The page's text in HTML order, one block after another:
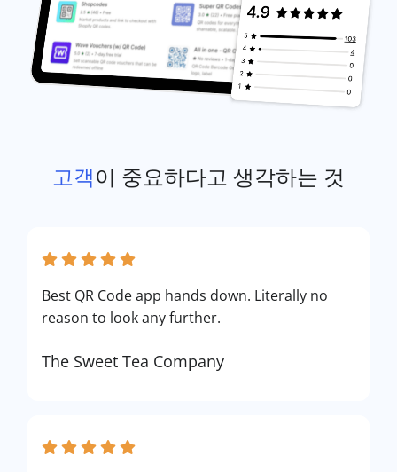
고객이 중요하다고 생각하는 것
Best QR Code app hands down. Literally no
reason to look any further.
The Sweet Tea Company